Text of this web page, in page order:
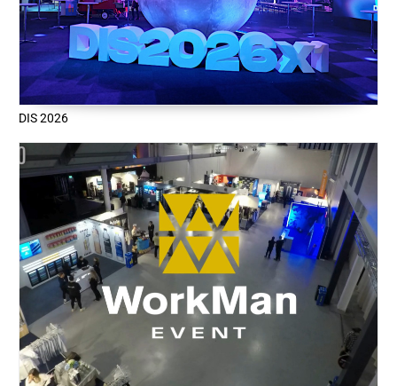
DIS 2026